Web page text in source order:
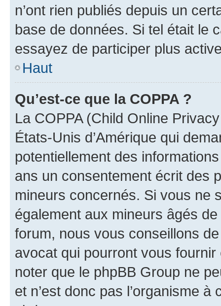
n’ont rien publiés depuis un
base de données. Si tel était le
essayez de participer plus
Haut
Qu’est-ce que la COPPA ?
La COPPA (Child Online
États-Unis d’Amérique qui
potentiellement des
ans un consentement écrit des
mineurs concernés. Si vous ne
également aux mineurs âgés
forum, nous vous conseillons
avocat qui pourront vous
noter que le phpBB Group ne
et n’est donc pas l’organisme